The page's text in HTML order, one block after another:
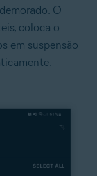
O
coloca o
em suspensão